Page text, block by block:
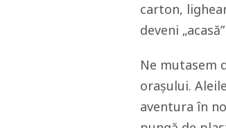
carton,
deveni
Ne mutasem
orașului.
aventura în